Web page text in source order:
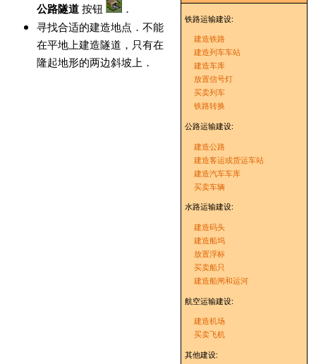
铁路运输建设:
建造铁路
建造列车车站
建造车库
放置信号灯
买卖列车
铁路转换
公路运输建设:
建造公路
建造客运或货运车站
建造汽车车库
买卖车辆
水路运输建设:
建造码头
建造船坞
放置浮标
买卖船只
建造船闸和运河
航空运输建设:
建造机场
买卖飞机
其他建设:
公路隧道按钮
．
寻找合适的建造地点．不能
在平地上建造隧道，只有在
隆起地形的两边斜坡上．